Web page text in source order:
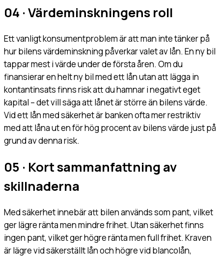
04 · Värdeminskningens roll
Ett vanligt konsumentproblem är att man inte tänker på
hur bilens värdeminskning påverkar valet av lån. En ny bil
tappar mest i värde under de första åren. Om du
finansierar en helt ny bil med ett lån utan att lägga in
kontantinsats finns risk att du hamnar i negativt eget
kapital – det vill säga att lånet är större än bilens värde.
Vid ett lån med säkerhet är banken ofta mer restriktiv
med att låna ut en för hög procent av bilens värde just på
grund av denna risk.
05 · Kort sammanfattning av
skillnaderna
Med säkerhet innebär att bilen används som pant, vilket
ger lägre ränta men mindre frihet. Utan säkerhet finns
ingen pant, vilket ger högre ränta men full frihet. Kraven
är lägre vid säkerställt lån och högre vid blancolån,